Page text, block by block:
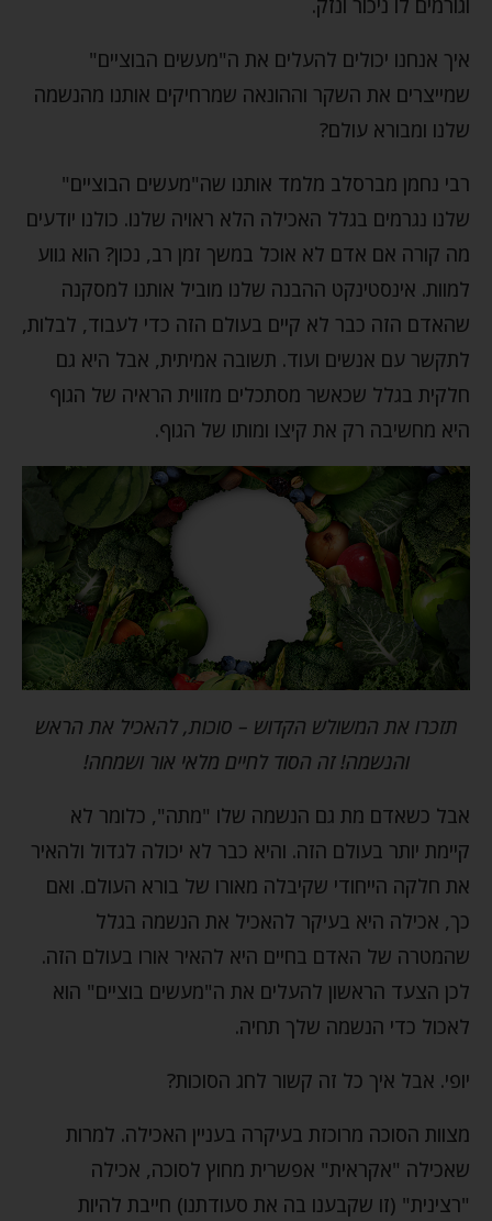
איך אנחנו יכולים להעלים את ה"מעשים הבוציים"
שמייצרים את השקר וההונאה שמרחיקים אותנו מהנשמה
שלנו ומבורא עולם?
רבי נחמן מברסלב מלמד אותנו שה"מעשים הבוציים"
שלנו נגרמים בגלל האכילה הלא ראויה שלנו. כולנו יודעים
מה קורה אם אדם לא אוכל במשך זמן רב, נכון? הוא גווע
למוות. אינסטינקט ההבנה שלנו מוביל אותנו למסקנה
שהאדם הזה כבר לא קיים בעולם הזה כדי לעבוד, לבלות,
לתקשר עם אנשים ועוד. תשובה אמיתית, אבל היא גם
חלקית בגלל שכאשר מסתכלים מזווית הראיה של הגוף
היא מחשיבה רק את קיצו ומותו של הגוף.
תזכרו את המשולש הקדוש – סוכות, להאכיל את הראש
והנשמה! זה הסוד לחיים מלאי אור ושמחה!
אבל כשאדם מת גם הנשמה שלו "מתה", כלומר לא
קיימת יותר בעולם הזה. והיא כבר לא יכולה לגדול ולהאיר
את חלקה הייחודי שקיבלה מאורו של בורא העולם. ואם
כך, אכילה היא בעיקר להאכיל את הנשמה בגלל
שהמטרה של האדם בחיים היא להאיר אורו בעולם הזה.
לכן הצעד הראשון להעלים את ה"מעשים בוציים" הוא
לאכול כדי הנשמה שלך תחיה.
יופי. אבל איך כל זה קשור לחג הסוכות?
מצוות הסוכה מרוכזת בעיקרה בעניין האכילה. למרות
שאכילה "אקראית" אפשרית מחוץ לסוכה, אכילה
"רצינית" (זו שקבענו בה את סעודתנו) חייבת להיות